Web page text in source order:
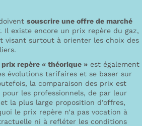
souscrire une offre de marché
Il existe encore un prix repère du gaz,
visant surtout à orienter les choix des
prix repère « théorique » est également
évolutions tarifaires et se baser sur
la comparaison des prix est
les professionnels, de par leur
la plus large proposition d’offres,
le prix repère n’a pas vocation à
ni à refléter les conditions